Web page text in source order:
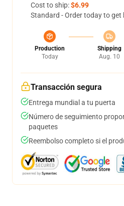
Cost to ship:$6.99
Standard - Order today to get
Production
Today
Shipping
Aug. 10
Transacción segura
Entrega mundial a tu puerta
Número de seguimiento
paquetes
Reembolso completo si el